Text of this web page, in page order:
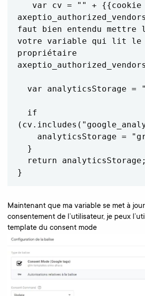
faut bien entendu mettre
votre variable qui lit le
propriétaire
Maintenant que ma variable se met à
consentement de l’utilisateur, je peux
template du consent mode